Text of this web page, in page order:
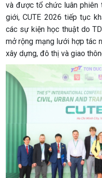
và được tổ chức luân phiên
giới, CUTE 2026 tiếp tục
các sự kiện học thuật do
mở rộng mạng lưới hợp tác
xây dựng, đô thị và giao